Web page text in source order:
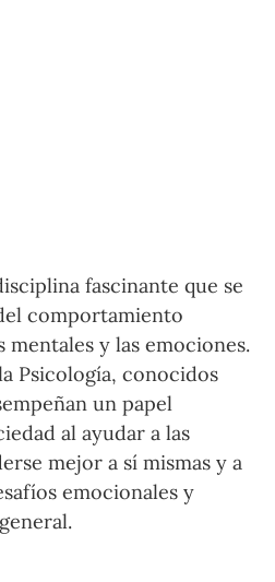
fascinante que se
comportamiento
mentales y las emociones.
Psicología, conocidos
un papel
al ayudar a las
mejor a sí mismas y a
emocionales y